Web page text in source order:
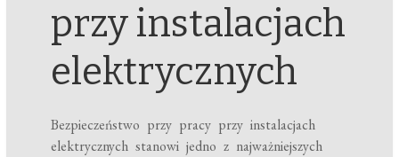
przy instalacjach
elektrycznych
Bezpieczeństwo przy pracy przy instalacjach
elektrycznych stanowi jedno z najważniejszych